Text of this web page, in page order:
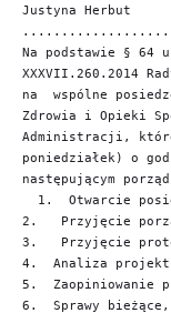
Justyna Herbut
Na podstawie § 64
XXXVII.260.2014
na  wspólne
Zdrowia i Opieki
Administracji,
poniedziałek) o
następującym
1.  Otwarcie
2.   Przyjęcie
3.   Przyjęcie
4.  Analiza
5.  Zaopiniowanie
6.  Sprawy